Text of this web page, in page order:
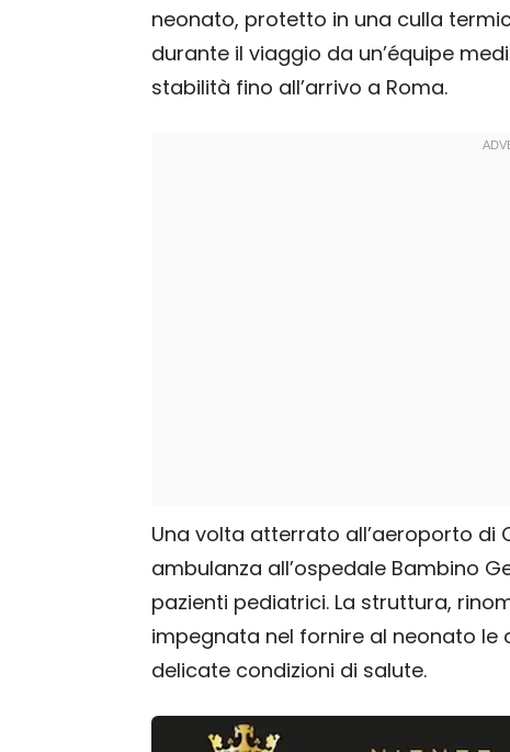
neonato, protetto in una culla
durante il viaggio da un’équipe
stabilità fino all’arrivo a Roma.
Una volta atterrato all’aeroporto
ambulanza all’ospedale Bambino
pazienti pediatrici. La struttura,
impegnata nel fornire al neonato
delicate condizioni di salute.